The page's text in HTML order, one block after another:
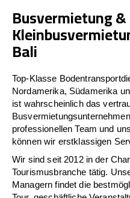
Busvermietung &
Bali
Top-Klasse
Nordamerika, Südamerika
ist wahrscheinlich das
professionellen Team und
können wir erstklassigen
Wir sind seit 2012 in der
Tourismusbranche tätig.
Managern findet die